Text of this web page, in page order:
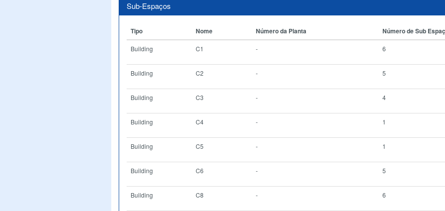
Sub-Espaços
Tipo Nome Número da Planta Número de Sub
Building C1 - 6
Building C2 - 5
Building C3 - 4
Building C4 - 1
Building C5 - 1
Building C6 - 5
Building C8 - 6